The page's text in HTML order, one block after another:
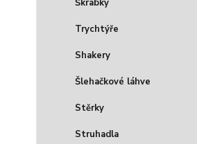
Škrabky
Trychtýře
Shakery
Šlehačkové láhve
Stěrky
Struhadla